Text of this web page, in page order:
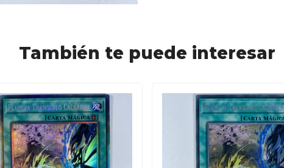
También te puede interesar